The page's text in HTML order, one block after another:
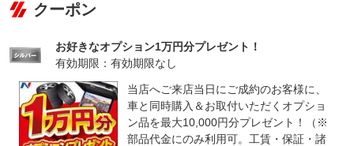
クーポン
お好きなオプション1万円分プレゼント！
有効期限：有効期限なし
当店へご来店当日にご成約のお客様に、
車と同時購入＆お取付いただくオプショ
ン品を最大10,000円分プレゼント！（※
部品代金にのみ利用可。工賃・保証・諸